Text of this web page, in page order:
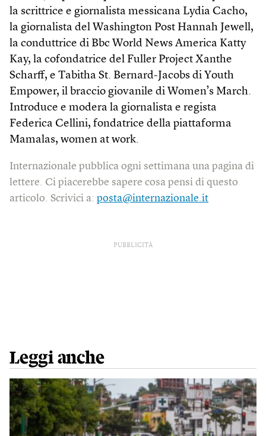
la scrittrice e giornalista messicana Lydia Cacho,
la giornalista del Washington Post Hannah Jewell,
la conduttrice di Bbc World News America Katty
Kay, la cofondatrice del Fuller Project Xanthe
Scharff, e Tabitha St. Bernard-Jacobs di Youth
Empower, il braccio giovanile di Women’s March.
Introduce e modera la giornalista e regista
Federica Cellini, fondatrice della piattaforma
Mamalas, women at work.
Internazionale pubblica ogni settimana una pagina di
lettere. Ci piacerebbe sapere cosa pensi di questo
articolo. Scrivici a: posta@internazionale.it
PUBBLICITÀ
Leggi anche